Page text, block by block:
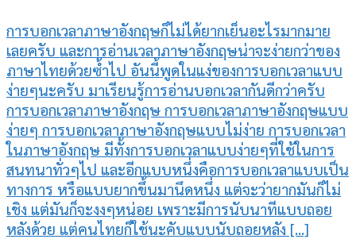
การบอกเวลาภาษาอังกฤษก็ไม่ได้ยากเย็นอะไรมากมาย
เลยครับ และการอ่านเวลาภาษาอังกฤษน่าจะง่ายกว่าของ
ภาษาไทยด้วยซ้ำไป อันนี้พูดในแง่ของการบอกเวลาแบบ
ง่ายๆนะครับ มาเรียนรู้การอ่านบอกเวลากันดีกว่าครับ
การบอกเวลาภาษาอังกฤษ การบอกเวลาภาษาอังกฤษแบบ
ง่ายๆ การบอกเวลาภาษาอังกฤษแบบไม่ง่าย การบอกเวลา
ในภาษาอังกฤษ มีทั้งการบอกเวลาแบบง่ายๆที่ใช้ในการ
สนทนาทั่วๆไป และอีกแบบหนึ่งคือการบอกเวลาแบบเป็น
ทางการ หรือแบบยากขึ้นมานึดหนึ่ง แต่จะว่ายากมันก็ไม่
เชิง แต่มันก็จะงงๆหน่อย เพราะมีการนับนาทีแบบถอย
หลังด้วย แต่คนไทยก็ใช้นะคับแบบนับถอยหลัง [...]